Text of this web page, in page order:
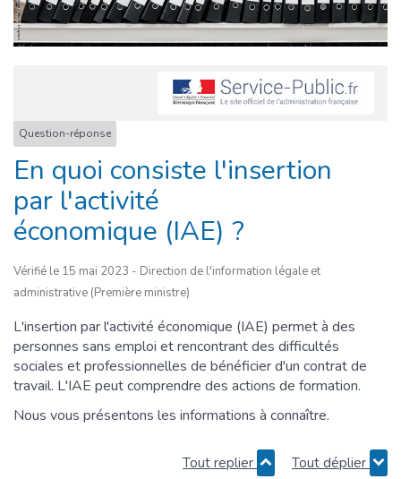
Question-réponse
En quoi consiste l'insertion
par l'activité
économique (IAE) ?
Vérifié le 15 mai 2023 - Direction de l'information légale et
administrative (Première ministre)
L'insertion par l'activité économique (IAE) permet à des
personnes sans emploi et rencontrant des difficultés
sociales et professionnelles de bénéficier d'un contrat de
travail. L'IAE peut comprendre des actions de formation.
Nous vous présentons les informations à connaître.
Tout replier Tout déplier